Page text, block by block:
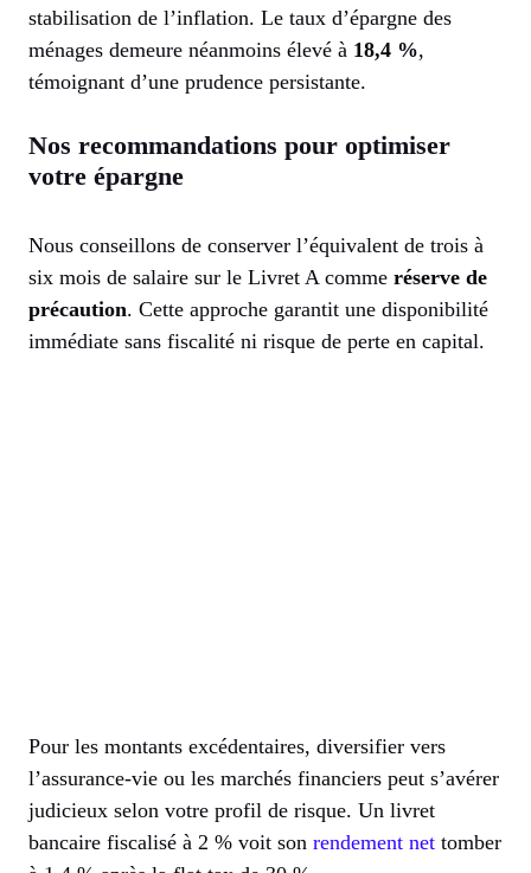
stabilisation de l’inflation. Le taux d’épargne des
ménages demeure néanmoins élevé à 18,4 %,
témoignant d’une prudence persistante.
Nos recommandations pour optimiser
votre épargne
Nous conseillons de conserver l’équivalent de trois à
six mois de salaire sur le Livret A comme réserve de
précaution. Cette approche garantit une disponibilité
immédiate sans fiscalité ni risque de perte en capital.
Pour les montants excédentaires, diversifier vers
l’assurance-vie ou les marchés financiers peut s’avérer
judicieux selon votre profil de risque. Un livret
bancaire fiscalisé à 2 % voit son rendement net tomber